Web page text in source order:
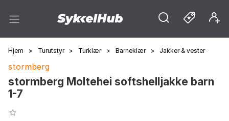
Hjem > Turutstyr > Turklær > Barneklær > Jakker & vester
stormberg
stormberg Moltehei softshelljakke barn
1-7